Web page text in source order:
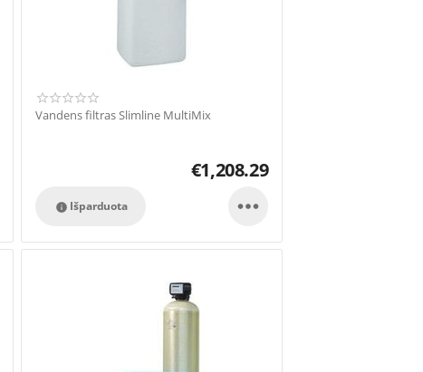
Vandens filtras Slimline MultiMix
€1,208.29
Išparduota
 